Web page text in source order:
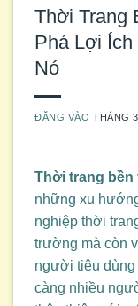
Thời Trang
Phá Lợi
Nó
ĐĂNG VÀOTHÁNG
Thời trang bền
những xu
nghiệp thời
trường mà còn
người tiêu dùng
càng nhiều